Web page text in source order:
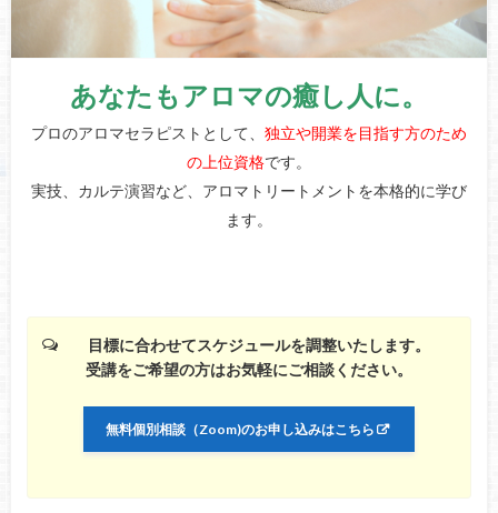
あなたもアロマの癒し人に。
プロのアロマセラピストとして、 独立や開業を目指す方のため
の上位資格です。
実技、カルテ演習など、アロマトリートメントを本格的に学び
ます。
目標に合わせてスケジュールを調整いたします。
受講をご希望の方はお気軽にご相談ください。
無料個別相談（Zoom)のお申し込みはこちら